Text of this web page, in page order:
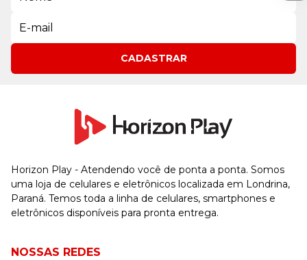
CADASTRAR
Horizon Play - Atendendo você de ponta a ponta. Somos
uma loja de celulares e eletrônicos localizada em Londrina,
Paraná. Temos toda a linha de celulares, smartphones e
eletrônicos disponíveis para pronta entrega.
NOSSAS REDES